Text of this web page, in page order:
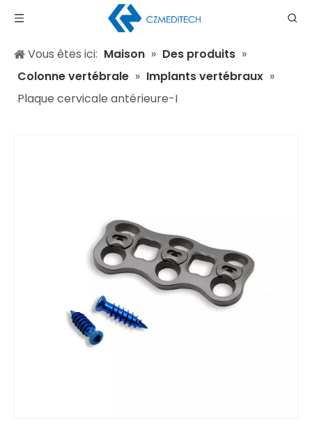
Vous êtes ici: Maison » Des produits »
Colonne vertébrale » Implants vertébraux »
Plaque cervicale antérieure-I